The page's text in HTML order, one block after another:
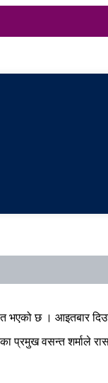
छ । आइतबार
प्रमुख वसन्त शर्माले